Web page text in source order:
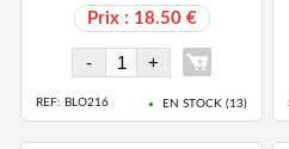
Prix : 18.50 €
REF: BLO216 EN STOCK ( 13)